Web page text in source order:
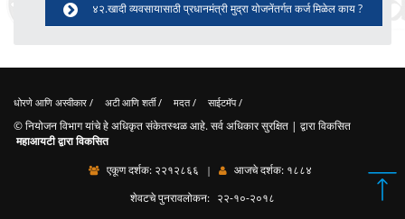
४२.खादी व्यवसायासाठी प्रधानमंत्री मुद्रा योजनेंतर्गत कर्ज मिळेल काय ?
धोरणे आणि अस्वीकार / अटी आणि शर्ती/ मदत/ साईटमॅप/
© नियोजन विभाग यांचे हे अधिकृत संकेतस्थळ आहे. सर्व अधिकार सुरक्षित | द्वारा विकसित
महाआयटी द्वारा विकसित
एकूण दर्शक: २२१२८६६ | आजचे दर्शक: १८८४
शेवटचे पुनरावलोकन: २२-१०-२०१८